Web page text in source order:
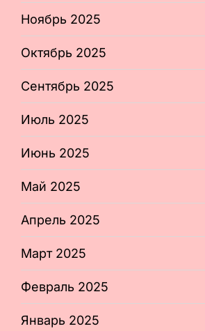
Ноябрь 2025
Октябрь 2025
Сентябрь 2025
Июль 2025
Июнь 2025
Май 2025
Апрель 2025
Март 2025
Февраль 2025
Январь 2025